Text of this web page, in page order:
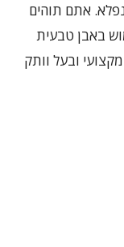
אתם תוהים
באבן טבעית
ובעל וותק